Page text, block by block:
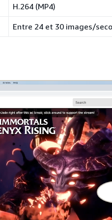
H.264 (MP4)
Entre 24 et 30 images/